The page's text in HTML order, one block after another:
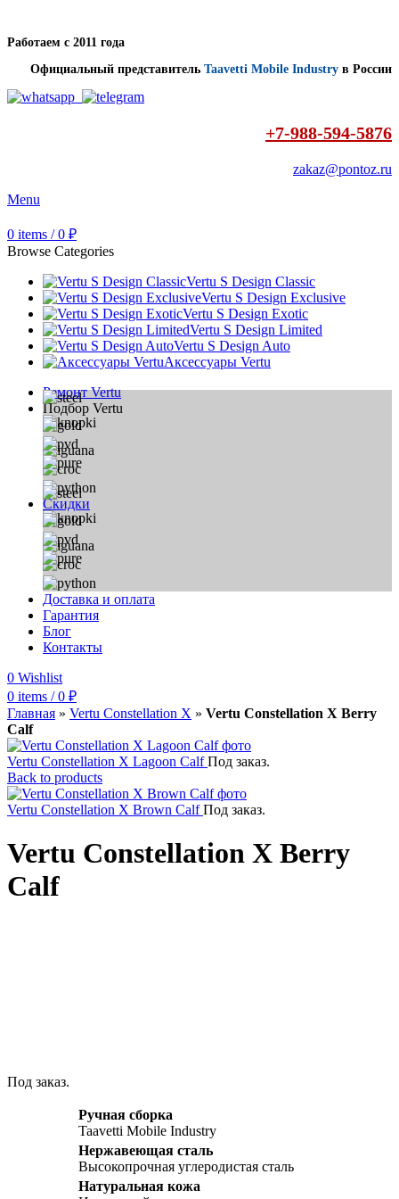
Работаем с 2011 года
Официальный представитель Taavetti Mobile Industry в России
+7-988-594-5876
zakaz@pontoz.ru
Menu
0 items / 0 ₽
Browse Categories
Vertu S Design Classic
Vertu S Design Exclusive
Vertu S Design Exotic
Vertu S Design Limited
Vertu S Design Auto
Аксессуары Vertu
Ремонт Vertu
Подбор Vertu
Скидки
Доставка и оплата
Гарантия
Блог
Контакты
0 Wishlist
0 items / 0 ₽
Главная » Vertu Constellation X » Vertu Constellation X Berry
Calf
Vertu Constellation X Lagoon CalfПод заказ.
Back to products
Vertu Constellation X Brown CalfПод заказ.
Vertu Constellation X Berry
Calf
Под заказ.
Ручная сборка
Taavetti Mobile Industry
Нержавеющая сталь
Высокопрочная углеродистая сталь
Натуральная кожа